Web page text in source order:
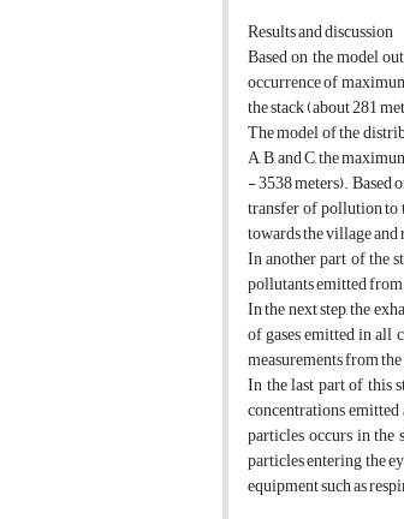
Results and discussion
Based on the model
occurrence of
the stack (about 281
The model of the
A, B, and C, the
- 3538 meters). Based
transfer of pollution to
towards the village
In another part of the
pollutants emitted
In the next step, the
of gases emitted in all
measurements from
In the last part of this
concentrations
particles occurs in the
particles entering the
equipment such as